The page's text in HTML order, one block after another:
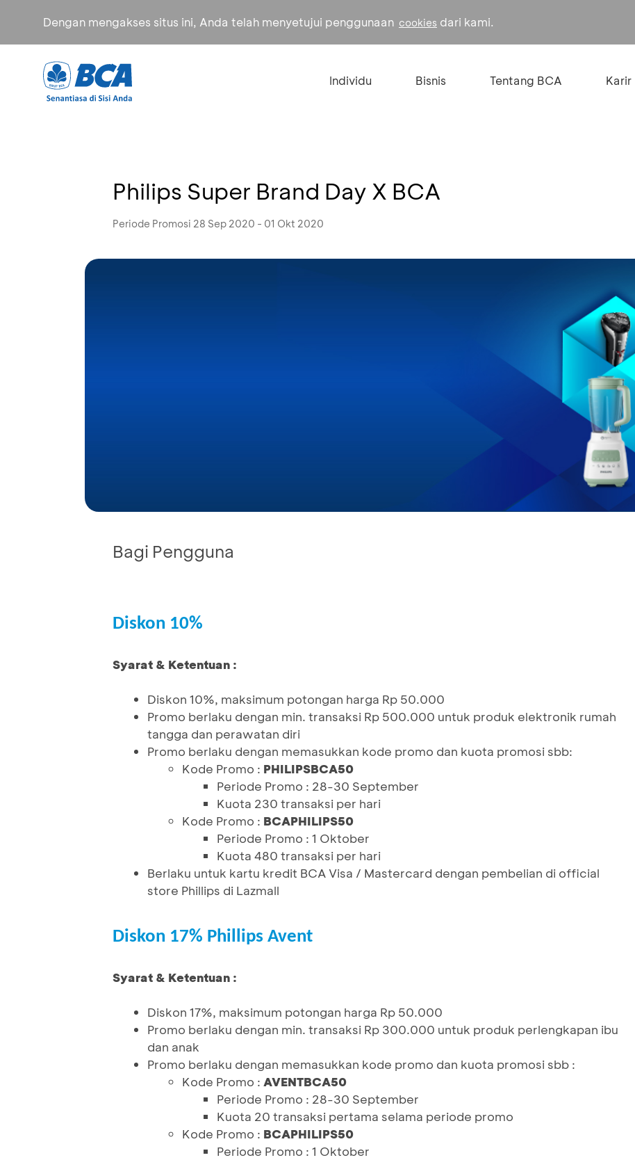
Dengan mengakses situs ini, Anda telah menyetujui penggunaan cookies dari kami.
Individu Bisnis Tentang BCA Karir
Philips Super Brand Day X BCA
Periode Promosi 28 Sep 2020 - 01 Okt 2020
Bagi Pengguna
Diskon 10%
Syarat & Ketentuan :
Diskon 10%, maksimum potongan harga Rp 50.000
Promo berlaku dengan min. transaksi Rp 500.000 untuk produk elektronik rumah
tangga dan perawatan diri
Promo berlaku dengan memasukkan kode promo dan kuota promosi sbb:
Kode Promo : PHILIPSBCA50
Periode Promo : 28-30 September
Kuota 230 transaksi per hari
Kode Promo : BCAPHILIPS50
Periode Promo : 1 Oktober
Kuota 480 transaksi per hari
Berlaku untuk kartu kredit BCA Visa / Mastercard dengan pembelian di official
store Phillips di Lazmall
Diskon 17% Phillips Avent
Syarat & Ketentuan :
Diskon 17%, maksimum potongan harga Rp 50.000
Promo berlaku dengan min. transaksi Rp 300.000 untuk produk perlengkapan ibu
dan anak
Promo berlaku dengan memasukkan kode promo dan kuota promosi sbb :
Kode Promo : AVENTBCA50
Periode Promo : 28-30 September
Kuota 20 transaksi pertama selama periode promo
Kode Promo : BCAPHILIPS50
Periode Promo : 1 Oktober